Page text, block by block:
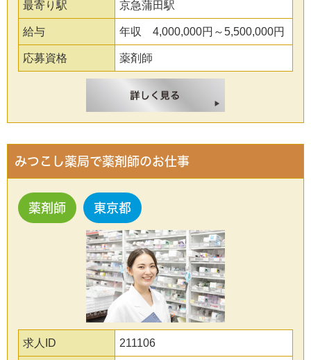
最寄り駅 京急蒲田駅
給与 年収 4,000,000円～5,500,000円
応募資格 薬剤師
みつこし薬局で薬剤師のお仕事
薬剤師 東京都
求人ID 211106